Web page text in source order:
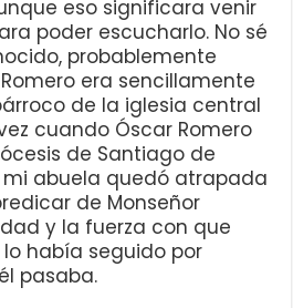
eso significara venir
poder escucharlo. No sé
probablemente
era sencillamente
de la iglesia central
cuando Óscar Romero
de Santiago de
mi abuela quedó atrapada
de Monseñor
y la fuerza con que
había seguido por
pasaba.